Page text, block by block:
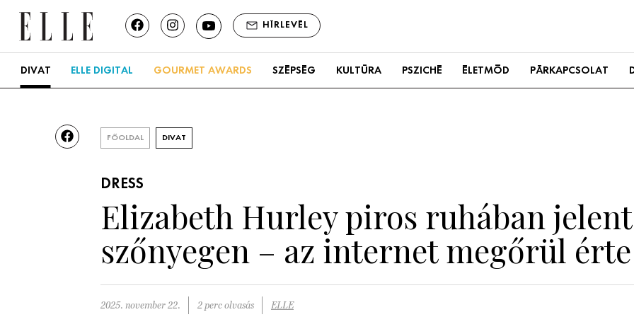
HÍRLEVÉL
DIVAT ELLE DIGITAL GOURMET AWARDS SZÉPSÉG KULTÚRA PSZICHÉ ÉLETMÓD PÁRKAPCSOLAT
FŐOLDAL DIVAT
DRESS
Elizabeth Hurley piros ruhában
szőnyegen – az internet megőrül érte
2025. november 22. 2 perc olvasás ELLE